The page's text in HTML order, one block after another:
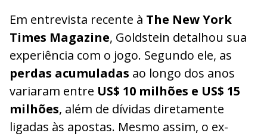
Em entrevista recente à The New York
Times Magazine, Goldstein detalhou sua
experiência com o jogo. Segundo ele, as
perdas acumuladas ao longo dos anos
variaram entre US$ 10 milhões e US$ 15
milhões, além de dívidas diretamente
ligadas às apostas. Mesmo assim, o ex-